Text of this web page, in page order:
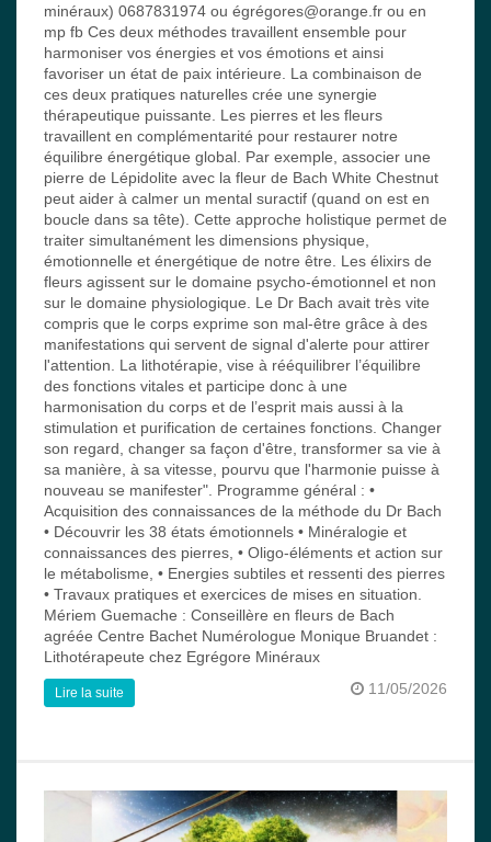
minéraux) 0687831974 ou égrégores@orange.fr ou en
mp fb Ces deux méthodes travaillent ensemble pour
harmoniser vos énergies et vos émotions et ainsi
favoriser un état de paix intérieure. La combinaison de
ces deux pratiques naturelles crée une synergie
thérapeutique puissante. Les pierres et les fleurs
travaillent en complémentarité pour restaurer notre
équilibre énergétique global. Par exemple, associer une
pierre de Lépidolite avec la fleur de Bach White Chestnut
peut aider à calmer un mental suractif (quand on est en
boucle dans sa tête). Cette approche holistique permet de
traiter simultanément les dimensions physique,
émotionnelle et énergétique de notre être. Les élixirs de
fleurs agissent sur le domaine psycho-émotionnel et non
sur le domaine physiologique. Le Dr Bach avait très vite
compris que le corps exprime son mal-être grâce à des
manifestations qui servent de signal d'alerte pour attirer
l'attention. La lithotérapie, vise à rééquilibrer l’équilibre
des fonctions vitales et participe donc à une
harmonisation du corps et de l’esprit mais aussi à la
stimulation et purification de certaines fonctions. Changer
son regard, changer sa façon d'être, transformer sa vie à
sa manière, à sa vitesse, pourvu que l'harmonie puisse à
nouveau se manifester". Programme général : •
Acquisition des connaissances de la méthode du Dr Bach
• Découvrir les 38 états émotionnels • Minéralogie et
connaissances des pierres, • Oligo-éléments et action sur
le métabolisme, • Energies subtiles et ressenti des pierres
• Travaux pratiques et exercices de mises en situation.
Mériem Guemache : Conseillère en fleurs de Bach
agréée Centre Bachet Numérologue Monique Bruandet :
Lithotérapeute chez Egrégore Minéraux
11/05/2026
Lire la suite